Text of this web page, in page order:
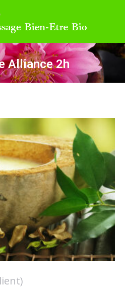
Alliance 2h
Vous êtes ici :